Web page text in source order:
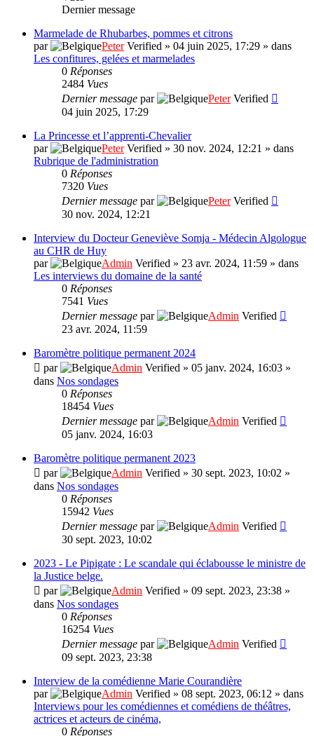
Dernier message
Marmelade de Rhubarbes, pommes et citrons
par
Peter Verified » 04 juin 2025, 17:29 » dans
Les confitures, gelées et marmelades
0 Réponses
2484 Vues
Dernier message par Peter Verified
04 juin 2025, 17:29
La Princesse et l’apprenti-Chevalier
par
Peter Verified » 30 nov. 2024, 12:21 » dans
Rubrique de l'administration
0 Réponses
7320 Vues
Dernier message par Peter Verified
30 nov. 2024, 12:21
Interview du Docteur Geneviève Somja - Médecin Algologue
au CHR de Huy
par
Admin Verified » 23 avr. 2024, 11:59 » dans
Les interviews du domaine de la santé
0 Réponses
7541 Vues
Dernier message par Admin Verified
23 avr. 2024, 11:59
Baromètre politique permanent 2024
par
Admin Verified » 05 janv. 2024, 16:03 »
dans Nos sondages
0 Réponses
18454 Vues
Dernier message par Admin Verified
05 janv. 2024, 16:03
Baromètre politique permanent 2023
par
Admin Verified » 30 sept. 2023, 10:02 »
dans Nos sondages
0 Réponses
15942 Vues
Dernier message par Admin Verified
30 sept. 2023, 10:02
2023 - Le Pipigate : Le scandale qui éclabousse le ministre de
la Justice belge.
par
Admin Verified » 09 sept. 2023, 23:38 »
dans Nos sondages
0 Réponses
16254 Vues
Dernier message par Admin Verified
09 sept. 2023, 23:38
Interview de la comédienne Marie Courandière
par
Admin Verified » 08 sept. 2023, 06:12 » dans
Interviews pour les comédiennes et comédiens de théâtres,
actrices et acteurs de cinéma,
0 Réponses